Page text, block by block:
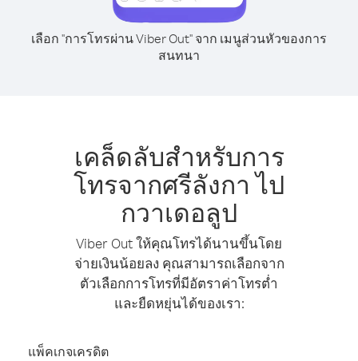
เลือก "การโทรผ่าน Viber Out" จาก เมนูส่วนหัวของการ
สนทนา
เคล็ดลับสำหรับการ
โทรจากศรีลังกา ไป
กวาเดอลูป
Viber Out ให้คุณโทรได้นานขึ้นโดย
จ่ายเงินน้อยลง คุณสามารถเลือกจาก
ตัวเลือกการโทรที่มีอัตราค่าโทรต่ำ
และยืดหยุ่นได้ของเรา:
แพ็คเกจเครดิต